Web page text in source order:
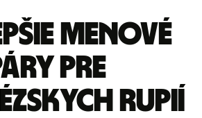
menové
pre
rupií